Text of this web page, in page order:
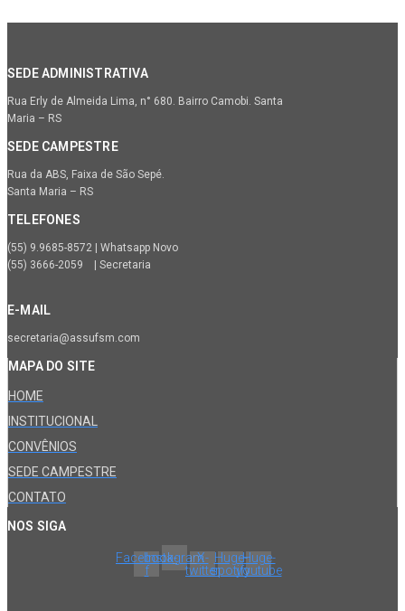
SEDE ADMINISTRATIVA
Rua Erly de Almeida Lima, n° 680. Bairro Camobi. Santa
Maria – RS
SEDE CAMPESTRE
Rua da ABS, Faixa de São Sepé.
Santa Maria – RS
TELEFONES
(55) 9.9685-8572 | Whatsapp Novo
(55) 3666-2059 | Secretaria
E-MAIL
secretaria@assufsm.com
MAPA DO SITE
HOME
INSTITUCIONAL
CONVÊNIOS
SEDE CAMPESTRE
CONTATO
NOS SIGA
Facebook-
f
InstagramX-
twitter
Huge-
spotify
Huge-
youtube